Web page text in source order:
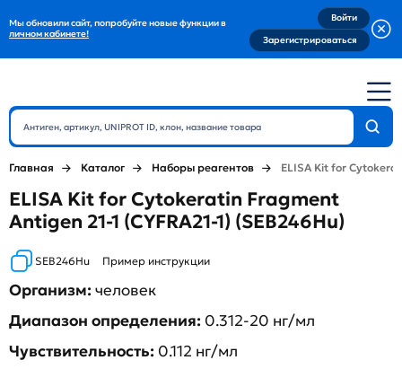
Мы обновили сайт, попробуйте новые функции в
личном кабинете!
Войти
Зарегистрироваться
Главная Каталог Наборы реагентов ELISA Kit for
ELISA Kit for Cytokeratin Fragment
Antigen 21-1 (CYFRA21-1) (SEB246Hu)
SEB246Hu Пример инструкции
Организм:человек
Диапазон определения: 0.312-20 нг/мл
Чувствительность: 0.112 нг/мл